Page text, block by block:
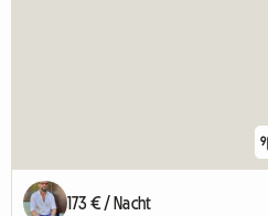
9
173 € / Nacht